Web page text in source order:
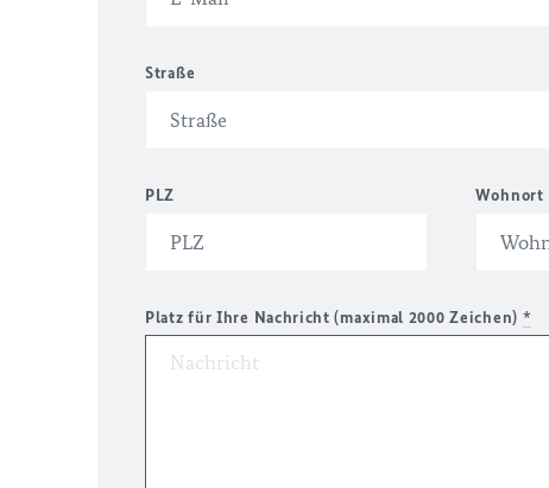
Straße
PLZ Wohnort
Platz für Ihre Nachricht (maximal 2000 Zeichen) *